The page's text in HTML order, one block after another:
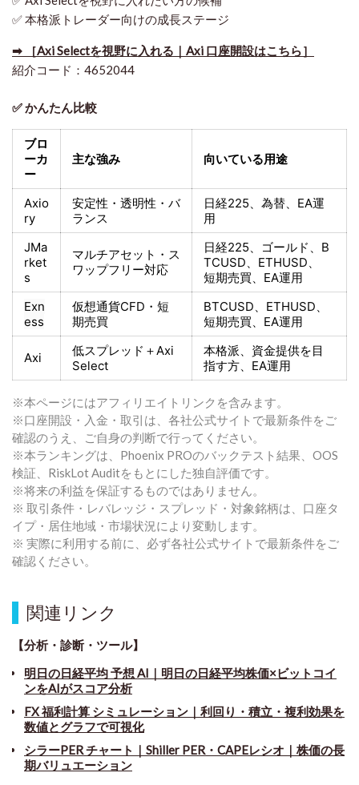
✅ 本格派トレーダー向けの成長ステージ
➡ ［Axi Selectを視野に入れる｜Axi 口座開設はこちら］
紹介コード：4652044
✅ かんたん比較
ブロ
ーカ
ー
主な強み 向いている用途
Axio
ry
安定性・透明性・バ
ランス
日経225、為替、EA運
用
JMa
rket
s
マルチアセット・ス
ワップフリー対応
日経225、ゴールド、 B
TCUSD、ETHUSD、
短期売買、EA運用
Exn
ess
仮想通貨CFD・短
期売買
BTCUSD、ETHUSD、
短期売買、EA運用
Axi 低スプレッド＋Axi
Select
本格派、資金提供を目
指す方、EA運用
※本ページにはアフィリエイトリンクを含みます。
※口座開設・入金・取引は、各社公式サイトで最新条件をご
確認のうえ、ご自身の判断で行ってください。
※本ランキングは、Phoenix PROのバックテスト結果、OOS
検証、RiskLot Auditをもとにした独自評価です。
※将来の利益を保証するものではありません。
※ 取引条件・レバレッジ・スプレッド・対象銘柄は、口座タ
イプ・居住地域・市場状況により変動します。
※ 実際に利用する前に、必ず各社公式サイトで最新条件をご
確認ください。
関連リンク
【分析・診断・ツール】
明日の日経平均 予想 AI｜明日の日経平均株価×ビットコイ
ンをAIがスコア分析
FX 福利計算 シミュレーション｜利回り・積立・複利効果を
数値とグラフで可視化
シラーPER チャート ｜ Shiller PER・CAPEレシオ｜株価の長
期バリュエーション